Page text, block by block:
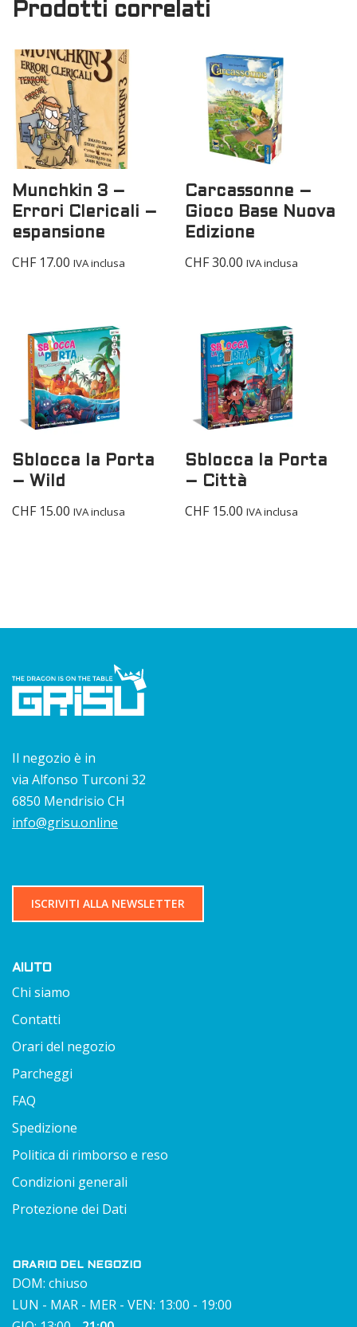
Prodotti correlati
Munchkin 3 –
Errori Clericali –
espansione
CHF17.00 IVA inclusa
Carcassonne –
Gioco Base Nuova
Edizione
CHF30.00 IVA inclusa
Sblocca la Porta
– Wild
CHF15.00 IVA inclusa
Sblocca la Porta
– Città
CHF15.00 IVA inclusa
Il negozio è in
via Alfonso Turconi 32
6850 Mendrisio CH
info@grisu.online
ISCRIVITI ALLA NEWSLETTER
AIUTO
Chi siamo
Contatti
Orari del negozio
Parcheggi
FAQ
Spedizione
Politica di rimborso e reso
Condizioni generali
Protezione dei Dati
ORARIO DEL NEGOZIO
DOM: chiuso
LUN - MAR - MER - VEN: 13:00 - 19:00